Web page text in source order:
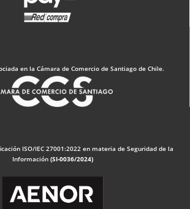
en la Cámara de Comercio de Santiago de Chile.
ISO/IEC 27001:2022 en materia de Seguridad de la
Información (SI-0036/2024)